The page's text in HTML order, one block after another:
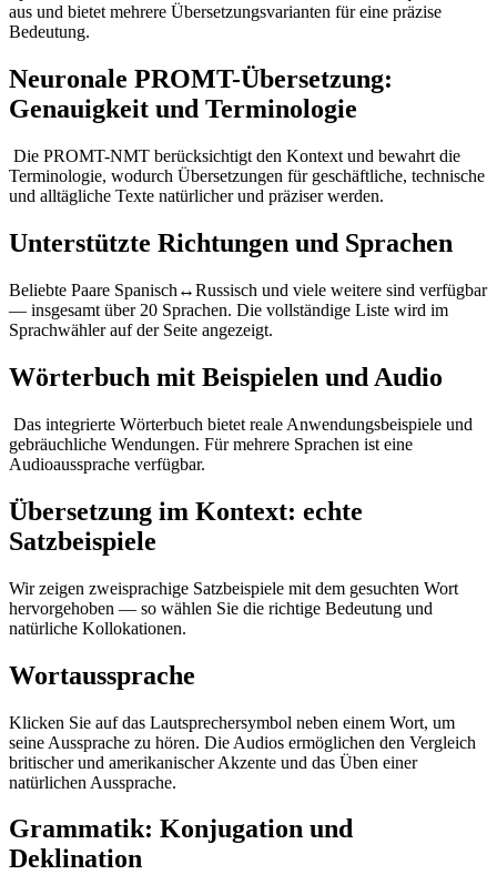
aus und bietet mehrere Übersetzungsvarianten für eine präzise
Bedeutung.
Neuronale PROMT-Übersetzung:
Genauigkeit und Terminologie
Die PROMT-NMT berücksichtigt den Kontext und bewahrt die
Terminologie, wodurch Übersetzungen für geschäftliche, technische
und alltägliche Texte natürlicher und präziser werden.
Unterstützte Richtungen und Sprachen
Beliebte Paare Spanisch↔Russisch und viele weitere sind verfügbar
— insgesamt über 20 Sprachen. Die vollständige Liste wird im
Sprachwähler auf der Seite angezeigt.
Wörterbuch mit Beispielen und Audio
Das integrierte Wörterbuch bietet reale Anwendungsbeispiele und
gebräuchliche Wendungen. Für mehrere Sprachen ist eine
Audioaussprache verfügbar.
Übersetzung im Kontext: echte
Satzbeispiele
Wir zeigen zweisprachige Satzbeispiele mit dem gesuchten Wort
hervorgehoben — so wählen Sie die richtige Bedeutung und
natürliche Kollokationen.
Wortaussprache
Klicken Sie auf das Lautsprechersymbol neben einem Wort, um
seine Aussprache zu hören. Die Audios ermöglichen den Vergleich
britischer und amerikanischer Akzente und das Üben einer
natürlichen Aussprache.
Grammatik: Konjugation und
Deklination